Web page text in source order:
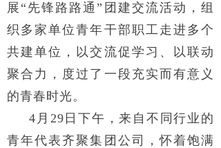
展“先锋路路通”团建交流活动，组
织多家单位青年干部职工走进多个
共建单位，以交流促学习、以联动
聚合力，度过了一段充实而有意义
的青春时光。
4月29日下午，来自不同行业的
青年代表齐聚集团公司，怀着饱满